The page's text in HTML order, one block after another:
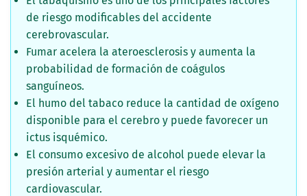
de riesgo modificables del accidente
cerebrovascular.
Fumar acelera la ateroesclerosis y aumenta la
probabilidad de formación de coágulos
sanguíneos.
El humo del tabaco reduce la cantidad de oxígeno
disponible para el cerebro y puede favorecer un
ictus isquémico.
El consumo excesivo de alcohol puede elevar la
presión arterial y aumentar el riesgo
cardiovascular.